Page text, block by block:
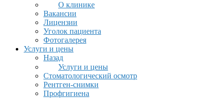
О клинике
Вакансии
Лицензии
Уголок пациента
Фотогалерея
Услуги и цены
Назад
Услуги и цены
Стоматологический осмотр
Рентген-снимки
Профгигиена